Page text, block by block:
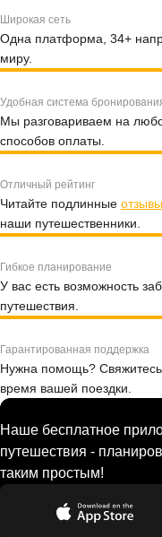
Широкая сеть
Одна платформа, 34+
миру.
Удобная система
Мы разговариваем на
способов оплаты.
Отличный рейтинг
Читайте подлинные
наши путешественники.
Гибкое планирование
У вас есть возможность
путешествия.
Гарантированная поддержка
Нужна помощь?
время вашей поездки.
Наше бесплатное
путешествия -
таким простым!